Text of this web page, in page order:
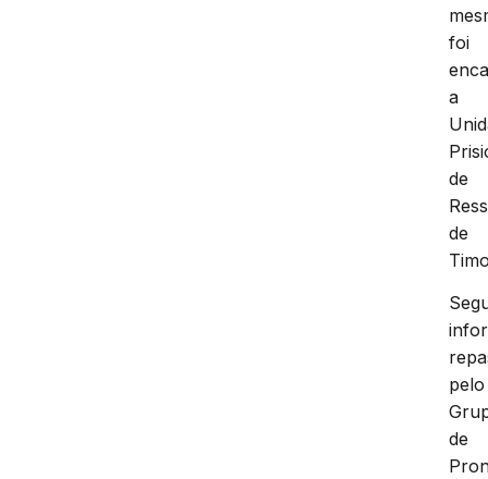
foi
a
de
de
pelo
de